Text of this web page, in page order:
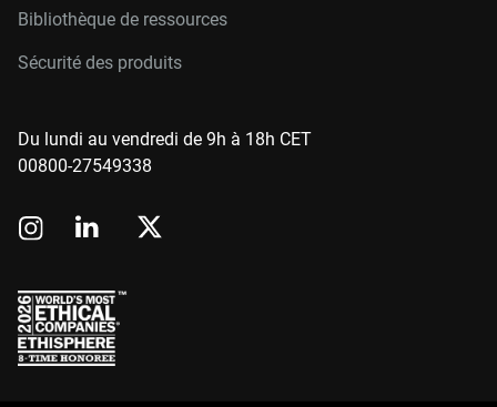
Bibliothèque de ressources
Sécurité des produits
Du lundi au vendredi de 9h à 18h CET
00800-27549338